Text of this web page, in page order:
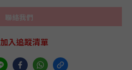
聯絡我們
加入追蹤清單